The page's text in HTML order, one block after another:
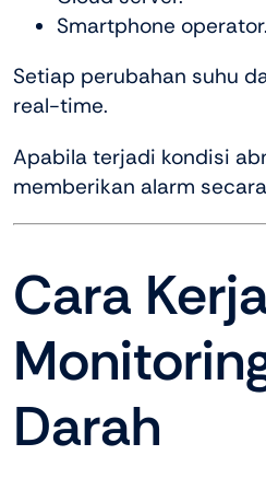
Smartphone operator.
Setiap perubahan suhu
real-time.
Apabila terjadi kondisi
memberikan alarm
Cara
Darah